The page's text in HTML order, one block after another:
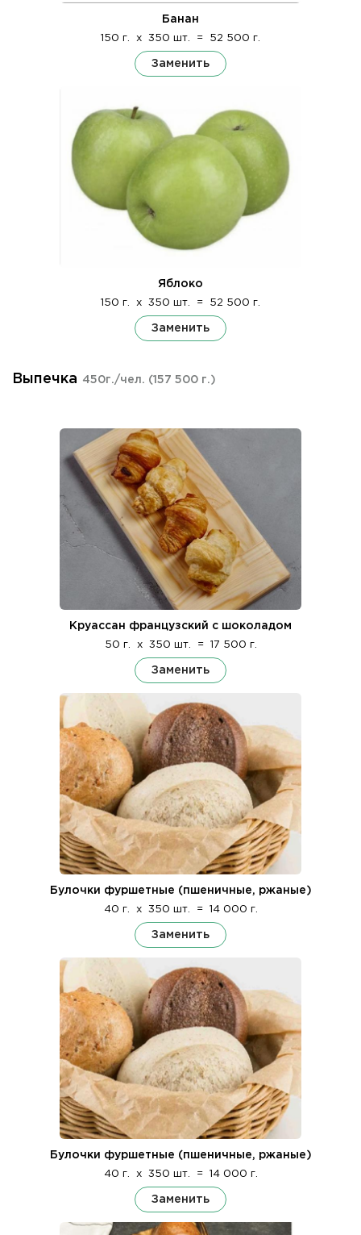
Банан
150 г. x 350 шт. = 52 500 г.
Заменить
Яблоко
150 г. x 350 шт. = 52 500 г.
Заменить
Выпечка 450г./чел. (157 500 г.)
Круассан французский с шоколадом
50 г. x 350 шт. = 17 500 г.
Заменить
Булочки фуршетные (пшеничные, ржаные)
40 г. x 350 шт. = 14 000 г.
Заменить
Булочки фуршетные (пшеничные, ржаные)
40 г. x 350 шт. = 14 000 г.
Заменить